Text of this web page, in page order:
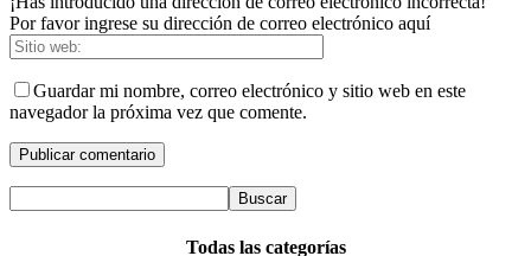
Por favor ingrese su dirección de correo electrónico aquí
Guardar mi nombre, correo electrónico y sitio web en este
navegador la próxima vez que comente.
Todas las categorías